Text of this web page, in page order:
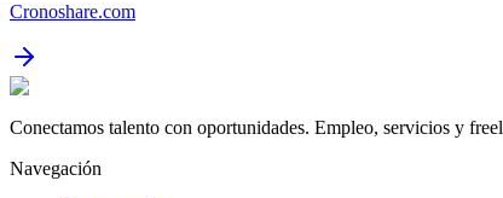
Cronoshare.com
Conectamos talento con oportunidades. Empleo, servicios y
Navegación